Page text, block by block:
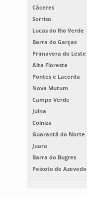
Cáceres
Sorriso
Lucas do Rio Verde
Barra do Garças
Primavera do Leste
Alta Floresta
Pontes e Lacerda
Nova Mutum
Campo Verde
Juína
Colniza
Guarantã do Norte
Juara
Barra do Bugres
Peixoto de Azevedo